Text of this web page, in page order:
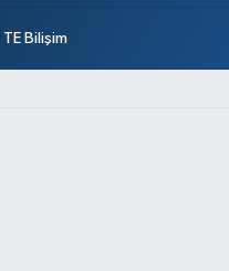
TE Bilişim